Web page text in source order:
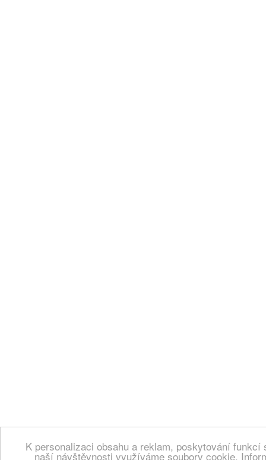
K personalizaci obsahu a reklam, poskytování
naší návštěvnosti využíváme soubory cookie.